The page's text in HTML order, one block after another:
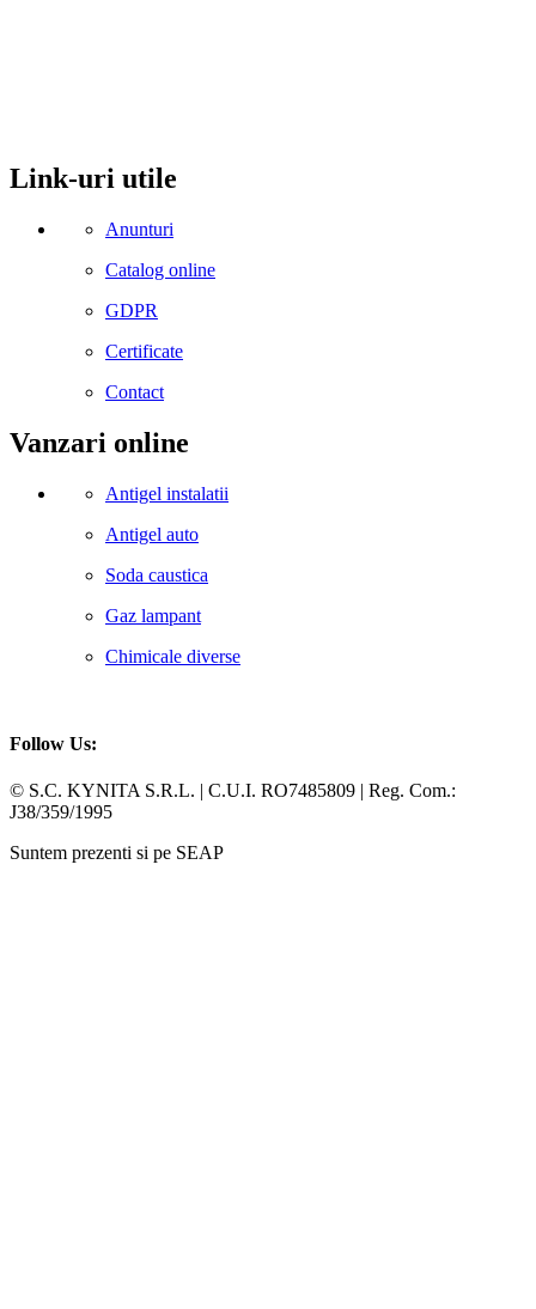
Link-uri utile
Anunturi
Catalog online
GDPR
Certificate
Contact
Vanzari online
Antigel instalatii
Antigel auto
Soda caustica
Gaz lampant
Chimicale diverse
Follow Us:
Facebook
Whatsapp
© S.C. KYNITA S.R.L. | C.U.I. RO7485809 | Reg. Com.:
J38/359/1995
Suntem prezenti si pe SEAP